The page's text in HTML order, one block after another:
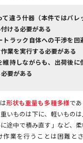
て違う什器（本件ではパレ
ける必要がある
トラック自体への干渉を回
業を実行する必要がある
維持しながらも、出荷後に
要がある
形状も重量も多種多様で
いものは下に、軽いもの
途中で積み直す」など、
作業を行うことは困難と